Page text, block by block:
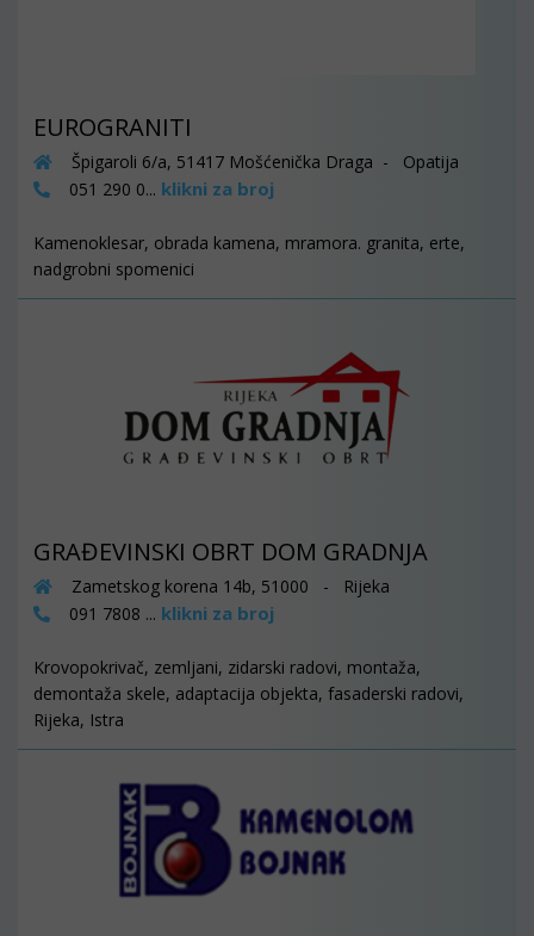
EUROGRANITI
Špigaroli 6/a, 51417 Mošćenička Draga - Opatija
051 290 0... klikni za broj
Kamenoklesar, obrada kamena, mramora. granita, erte,
nadgrobni spomenici
GRAĐEVINSKI OBRT DOM GRADNJA
Zametskog korena 14b, 51000 - Rijeka
091 7808 ... klikni za broj
Krovopokrivač, zemljani, zidarski radovi, montaža,
demontaža skele, adaptacija objekta, fasaderski radovi,
Rijeka, Istra